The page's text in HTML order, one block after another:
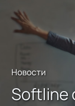
Новости
Softline